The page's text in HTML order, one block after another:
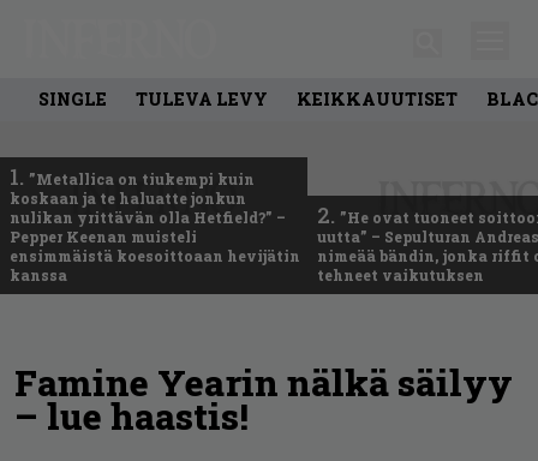
SINGLE TULEVA LEVY KEIKKAUUTISET
1. ”Metallica on tiukempi kuin
koskaan ja te haluatte jonkun
nulikan yrittävän olla Hetfield?” –
Pepper Keenan muisteli
ensimmäistä koesoittoaan hevijätin
kanssa
2. ”He ovat tuoneet
uutta” – Sepulturan
nimeää bändin, jonka riffit
tehneet vaikutuksen
Famine Yearin nälkä säilyy
– lue haastis!